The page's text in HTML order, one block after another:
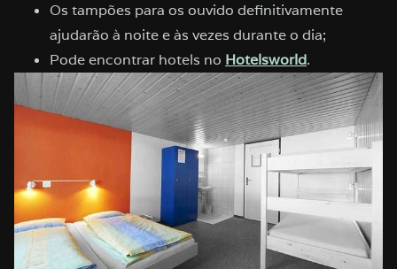
Os tampões para os ouvido definitivamente
ajudarão à noite e às vezes durante o dia;
Pode encontrar hotels no Hotelsworld.